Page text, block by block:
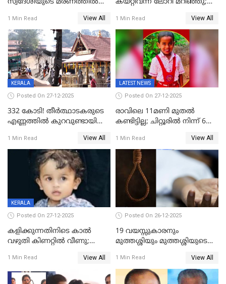
സ്വദേശിയുടെ മരണത്തിൽ
കേസ്; തർക്കമുണ്ടായത്
ഫേഷ്യലിന് 300 രൂപ
ആവശ്യപ്പെട്ടതിനെച്ചൊല്ലി
1 Min Read View All
കയറ്റിവന്ന ലോറി മറിഞ്ഞു;
അപകടം കണ്ണൂരിൽ
1 Min Read View All
KERALA
Posted On 27-12-2025
332 കോടി! തീർത്ഥാടകരുടെ
എണ്ണത്തിൽ കുറവുണ്ടായിട്ടും
കുതിച്ചുയരുന്നു
1 Min Read View All
LATEST NEWS
Posted On 27-12-2025
രാവിലെ 11മണി മുതൽ
കണ്ടിട്ടില്ല; ചിറ്റൂരിൽ നിന്ന് 6
1 Min Read View All
KERALA
Posted On 27-12-2025
കളിക്കുന്നതിനിടെ കാൽ
വഴുതി കിണറ്റിൽ വീണു;
ദാരുണാന്ത്യം
1 Min Read View All
Posted On 26-12-2025
19 വയസ്സുകാരനും
മുത്തശ്ശിയും മുത്തശ്ശിയുടെ
മരിച്ചനിലയിൽ
1 Min Read View All